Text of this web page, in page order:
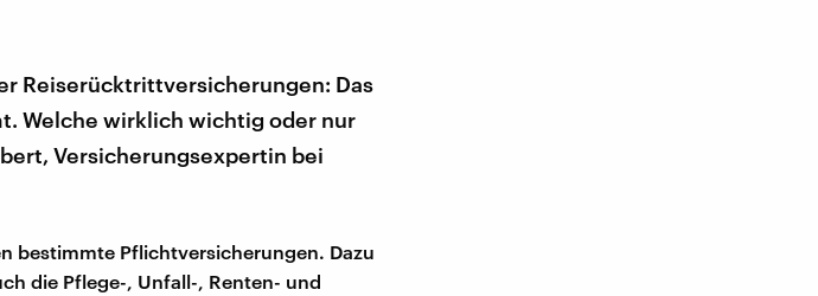
Reiserücktrittversicherungen: Das
Welche wirklich wichtig oder nur
Versicherungsexpertin bei
bestimmte Pflichtversicherungen. Dazu
die Pflege-, Unfall-, Renten- und